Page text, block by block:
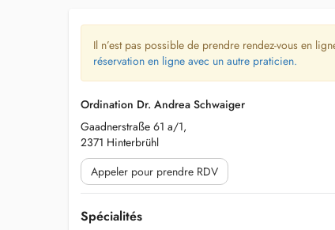
Il n’est pas possible de prendre rendez-vous en
réservation en ligne avec un autre praticien.
Ordination Dr. Andrea Schwaiger
Gaadnerstraße 61 a/1,
2371 Hinterbrühl
Appeler pour prendre RDV
Spécialités